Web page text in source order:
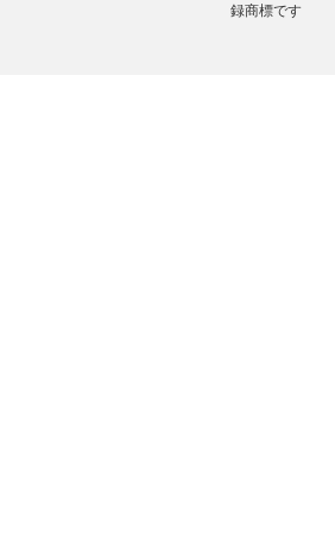
録商標です